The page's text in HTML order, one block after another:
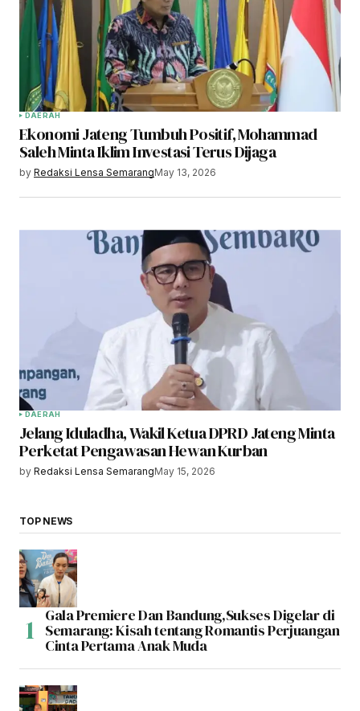
DAERAH
Ekonomi Jateng Tumbuh Positif, Mohammad
Saleh Minta Iklim Investasi Terus Dijaga
by Redaksi Lensa SemarangMay 13, 2026
DAERAH
Jelang Iduladha, Wakil Ketua DPRD Jateng Minta
Perketat Pengawasan Hewan Kurban
by Redaksi Lensa SemarangMay 15, 2026
TOP NEWS
Gala Premiere Dan Bandung,Sukses Digelar di
Semarang: Kisah tentang Romantis Perjuangan
Cinta Pertama Anak Muda